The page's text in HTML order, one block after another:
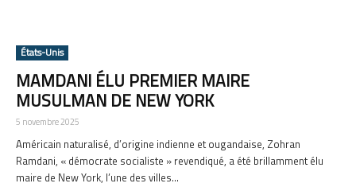
États-Unis
MAMDANI ÉLU PREMIER MAIRE
MUSULMAN DE NEW YORK
5 novembre 2025
Américain naturalisé, d’origine indienne et ougandaise, Zohran
Ramdani, « démocrate socialiste » revendiqué, a été brillamment élu
maire de New York, l’une des villes...